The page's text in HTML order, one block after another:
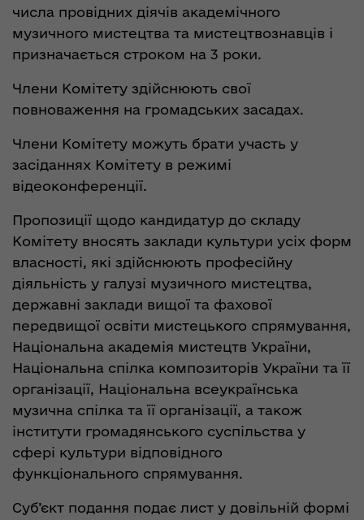
числа провідних діячів академічного
музичного мистецтва та мистецтвознавців і
призначається строком на 3 роки.
Члени Комітету здійснюють свої
повноваження на громадських засадах.
Члени Комітету можуть брати участь у
засіданнях Комітету в режимі
відеоконференції.
Пропозиції щодо кандидатур до складу
Комітету вносять заклади культури усіх форм
власності, які здійснюють професійну
діяльність у галузі музичного мистецтва,
державні заклади вищої та фахової
передвищої освіти мистецького спрямування,
Національна академія мистецтв України,
Національна спілка композиторів України та її
організації, Національна всеукраїнська
музична спілка та її організації, а також
інститути громадянського суспільства у
сфері культури відповідного
функціонального спрямування.
Суб’єкт подання подає лист у довільній формі